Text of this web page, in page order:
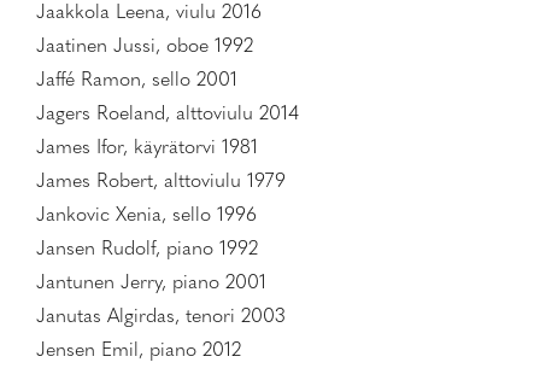
Jaakkola Leena, viulu 2016
Jaatinen Jussi, oboe 1992
Jaffé Ramon, sello 2001
Jagers Roeland, alttoviulu 2014
James Ifor, käyrätorvi 1981
James Robert, alttoviulu 1979
Jankovic Xenia, sello 1996
Jansen Rudolf, piano 1992
Jantunen Jerry, piano 2001
Janutas Algirdas, tenori 2003
Jensen Emil, piano 2012